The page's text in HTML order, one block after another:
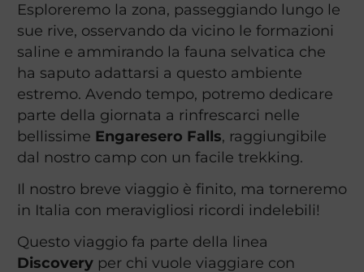
Esploreremo la zona, passeggiando lungo le
sue rive, osservando da vicino le formazioni
saline e ammirando la fauna selvatica che
ha saputo adattarsi a questo ambiente
estremo. Avendo tempo, potremo dedicare
parte della giornata a rinfrescarci nelle
bellissime Engaresero Falls, raggiungibile
dal nostro camp con un facile trekking.
Il nostro breve viaggio è finito, ma torneremo
in Italia con meravigliosi ricordi indelebili!
Questo viaggio fa parte della linea
Discoveryper chi vuole viaggiare con